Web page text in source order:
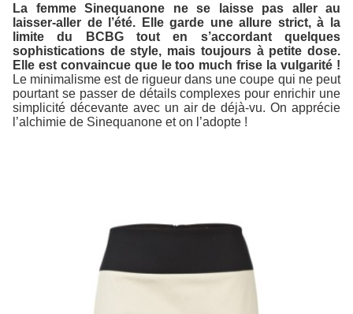
La femme Sinequanone ne se laisse pas aller au
laisser-aller de l’été. Elle garde une allure strict, à la
limite du BCBG tout en s’accordant quelques
sophistications de style, mais toujours à petite dose.
Elle est convaincue que le too much frise la vulgarité !
Le minimalisme est de rigueur dans une coupe qui ne peut
pourtant se passer de détails complexes pour enrichir une
simplicité décevante avec un air de déjà-vu. On apprécie
l’alchimie de Sinequanone et on l’adopte !